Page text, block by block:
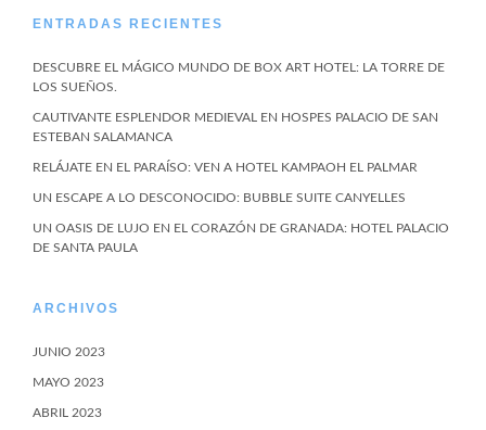
ENTRADAS RECIENTES
DESCUBRE EL MÁGICO MUNDO DE BOX ART HOTEL: LA TORRE DE
LOS SUEÑOS.
CAUTIVANTE ESPLENDOR MEDIEVAL EN HOSPES PALACIO DE SAN
ESTEBAN SALAMANCA
RELÁJATE EN EL PARAÍSO: VEN A HOTEL KAMPAOH EL PALMAR
UN ESCAPE A LO DESCONOCIDO: BUBBLE SUITE CANYELLES
UN OASIS DE LUJO EN EL CORAZÓN DE GRANADA: HOTEL PALACIO
DE SANTA PAULA
ARCHIVOS
JUNIO 2023
MAYO 2023
ABRIL 2023